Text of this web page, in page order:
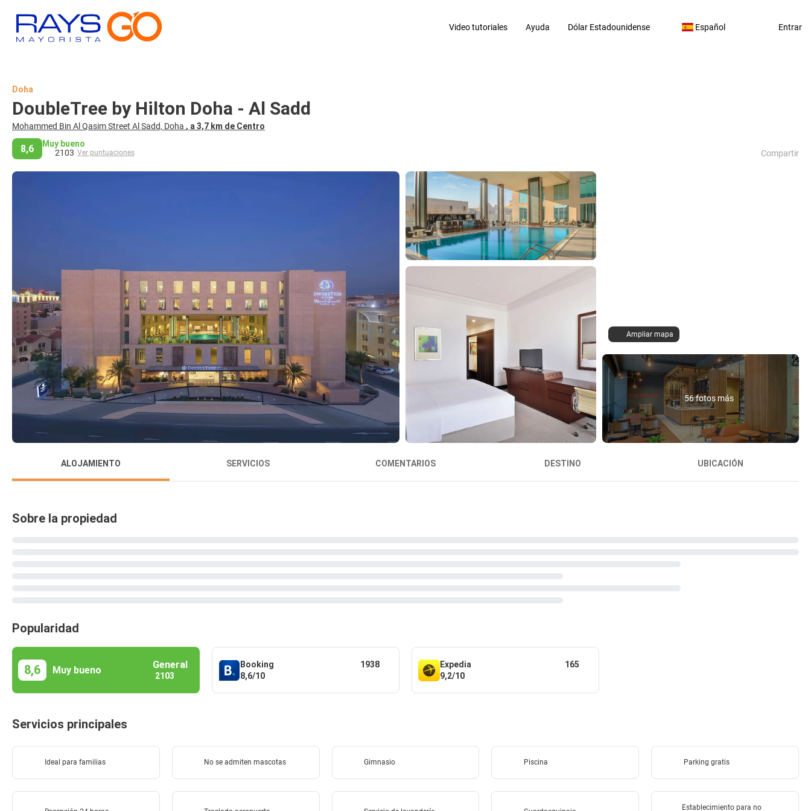
Video tutoriales Ayuda Dólar Estadounidense Español Entrar
Doha
DoubleTree by Hilton Doha - Al Sadd
Mohammed Bin Al Qasim Street Al Sadd, Doha , a 3,7 km de Centro
8,6
Muy bueno
2103 Ver puntuaciones Compartir
Ampliar mapa
56 fotos más
ALOJAMIENTO SERVICIOS COMENTARIOS DESTINO UBICACIÓN
Sobre la propiedad
Popularidad
8,6 Muy bueno General
2103
Booking
8,6/10
1938
Expedia
9,2/10
165
Servicios principales
Ideal para familias No se admiten mascotas Gimnasio Piscina Parking gratis
Establecimiento para no